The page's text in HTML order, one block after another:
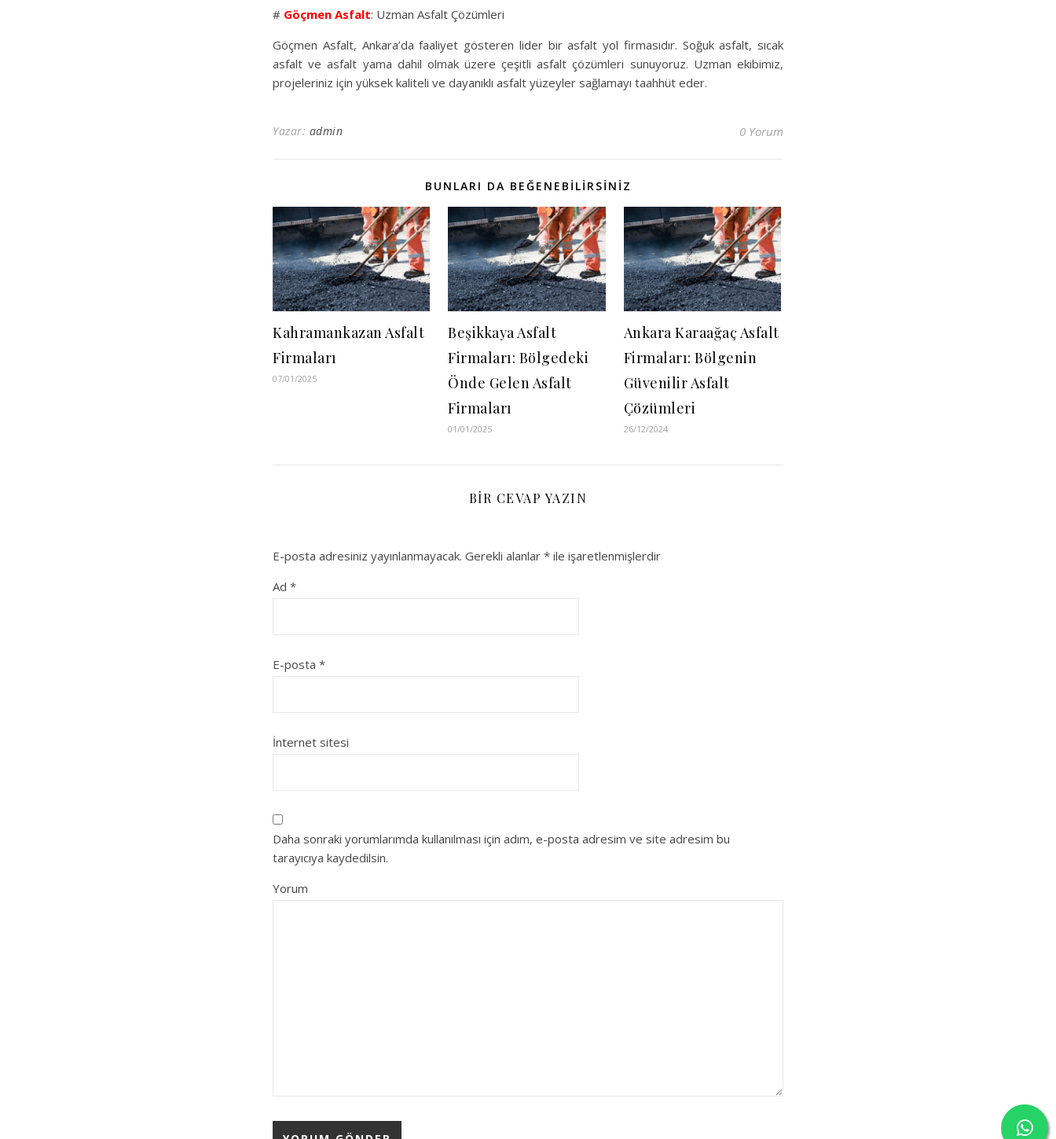
# Göçmen Asfalt: Uzman Asfalt Çözümleri
Göçmen Asfalt, Ankara’da faaliyet gösteren lider bir asfalt yol firmasıdır. Soğuk asfalt, sıcak
asfalt ve asfalt yama dahil olmak üzere çeşitli asfalt çözümleri sunuyoruz. Uzman ekibimiz,
projeleriniz için yüksek kaliteli ve dayanıklı asfalt yüzeyler sağlamayı taahhüt eder.
Yazar: admin 0 Yorum
BUNLARI DA BEĞENEBILIRSINIZ
Kahramankazan Asfalt
Firmaları
07/01/2025
Beşikkaya Asfalt
Firmaları: Bölgedeki
Önde Gelen Asfalt
Firmaları
01/01/2025
Ankara Karaağaç Asfalt
Firmaları: Bölgenin
Güvenilir Asfalt
Çözümleri
26/12/2024
BIR CEVAP YAZIN
E-posta adresiniz yayınlanmayacak. Gerekli alanlar * ile işaretlenmişlerdir
Ad *
E-posta *
İnternet sitesi
Daha sonraki yorumlarımda kullanılması için adım, e-posta adresim ve site adresim bu
tarayıcıya kaydedilsin.
Yorum